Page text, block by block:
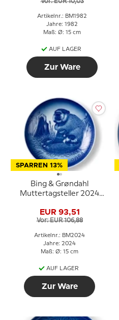
Artikelnr.: BM1982
Jahre: 1982
Maß: Ø: 15 cm
AUF LAGER
Zur Ware
SPARREN 13%
Bing & Grøndahl
Muttertagsteller 2024
EUR 93,51
Vor: EUR 106,88
Artikelnr.: BM2024
Jahre: 2024
Maß: Ø: 15 cm
AUF LAGER
Zur Ware